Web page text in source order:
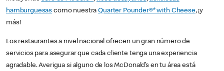
hamburguesas como nuestraQuarter Pounder®* with Cheese, ¡y
más!
Los restaurantes a nivel nacional ofrecen un gran número de
servicios para asegurar que cada cliente tenga una experiencia
agradable. Averigua si alguno de los McDonald’s en tu área está